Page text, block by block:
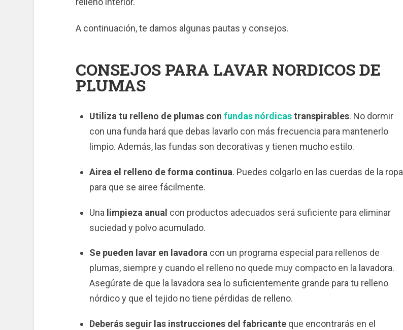
A continuación, te damos algunas pautas y consejos.
CONSEJOS PARA LAVAR NORDICOS DE
PLUMAS
Utiliza tu relleno de plumas con fundas nórdicastranspirables. No dormir
con una funda hará que debas lavarlo con más frecuencia para mantenerlo
limpio. Además, las fundas son decorativas y tienen mucho estilo.
Airea el relleno de forma continua. Puedes colgarlo en las cuerdas de la ropa
para que se airee fácilmente.
Una limpieza anual con productos adecuados será suficiente para eliminar
suciedad y polvo acumulado.
Se pueden lavar en lavadoracon un programa especial para rellenos de
plumas, siempre y cuando el relleno no quede muy compacto en la lavadora.
Asegúrate de que la lavadora sea lo suficientemente grande para tu relleno
nórdico y que el tejido no tiene pérdidas de relleno.
Deberás seguir las instrucciones del fabricanteque encontrarás en el